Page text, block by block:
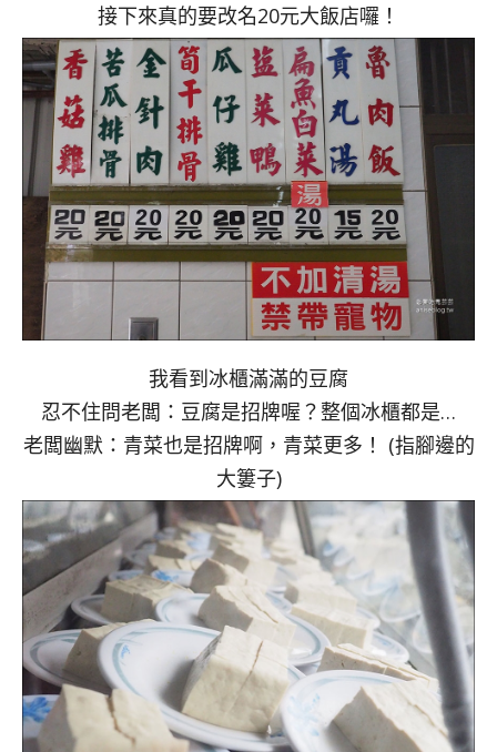
接下來真的要改名20元大飯店囉！
我看到冰櫃滿滿的豆腐
忍不住問老闆：豆腐是招牌喔？整個冰櫃都是…
老闆幽默：青菜也是招牌啊，青菜更多！ (指腳邊的
大簍子)